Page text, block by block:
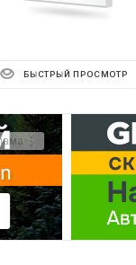
БЫСТРЫЙ ПРОСМОТР